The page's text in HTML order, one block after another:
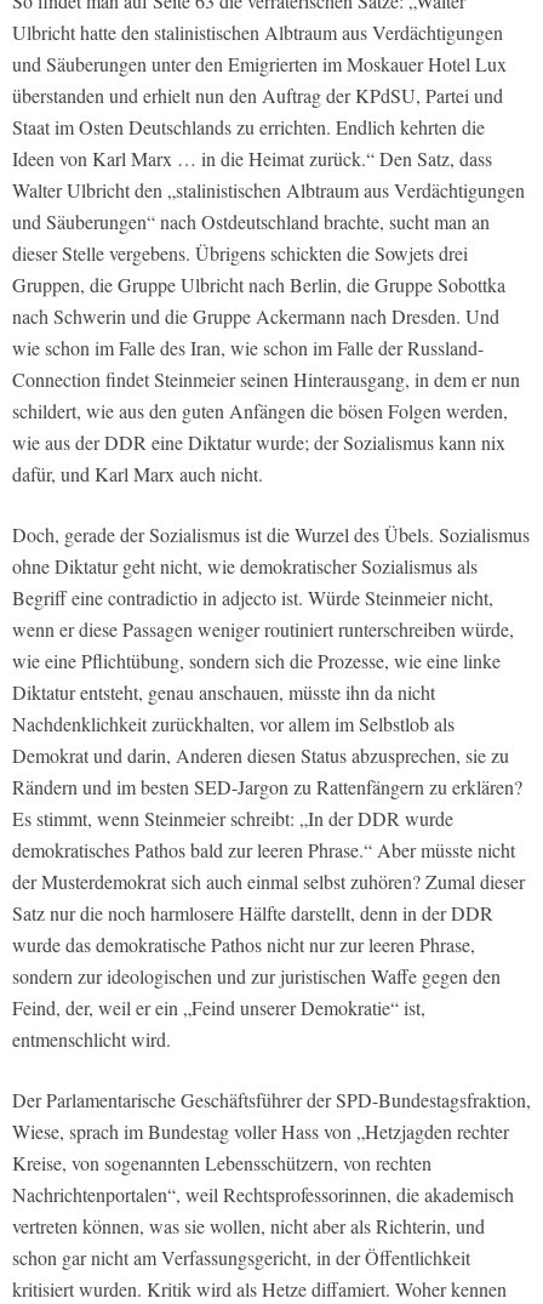
Ulbricht hatte den stalinistischen Albtraum aus Verdächtigungen
und Säuberungen unter den Emigrierten im Moskauer Hotel Lux
überstanden und erhielt nun den Auftrag der KPdSU, Partei und
Staat im Osten Deutschlands zu errichten. Endlich kehrten die
Ideen von Karl Marx … in die Heimat zurück.“ Den Satz, dass
Walter Ulbricht den „stalinistischen Albtraum aus Verdächtigungen
und Säuberungen“ nach Ostdeutschland brachte, sucht man an
dieser Stelle vergebens. Übrigens schickten die Sowjets drei
Gruppen, die Gruppe Ulbricht nach Berlin, die Gruppe Sobottka
nach Schwerin und die Gruppe Ackermann nach Dresden. Und
wie schon im Falle des Iran, wie schon im Falle der Russland-
Connection findet Steinmeier seinen Hinterausgang, in dem er nun
schildert, wie aus den guten Anfängen die bösen Folgen werden,
wie aus der DDR eine Diktatur wurde; der Sozialismus kann nix
dafür, und Karl Marx auch nicht.
Doch, gerade der Sozialismus ist die Wurzel des Übels. Sozialismus
ohne Diktatur geht nicht, wie demokratischer Sozialismus als
Begriff eine contradictio in adjecto ist. Würde Steinmeier nicht,
wenn er diese Passagen weniger routiniert runterschreiben würde,
wie eine Pflichtübung, sondern sich die Prozesse, wie eine linke
Diktatur entsteht, genau anschauen, müsste ihn da nicht
Nachdenklichkeit zurückhalten, vor allem im Selbstlob als
Demokrat und darin, Anderen diesen Status abzusprechen, sie zu
Rändern und im besten SED-Jargon zu Rattenfängern zu erklären?
Es stimmt, wenn Steinmeier schreibt: „In der DDR wurde
demokratisches Pathos bald zur leeren Phrase.“ Aber müsste nicht
der Musterdemokrat sich auch einmal selbst zuhören? Zumal dieser
Satz nur die noch harmlosere Hälfte darstellt, denn in der DDR
wurde das demokratische Pathos nicht nur zur leeren Phrase,
sondern zur ideologischen und zur juristischen Waffe gegen den
Feind, der, weil er ein „Feind unserer Demokratie“ ist,
entmenschlicht wird.
Der Parlamentarische Geschäftsführer der SPD-Bundestagsfraktion,
Wiese, sprach im Bundestag voller Hass von „Hetzjagden rechter
Kreise, von sogenannten Lebensschützern, von rechten
Nachrichtenportalen“, weil Rechtsprofessorinnen, die akademisch
vertreten können, was sie wollen, nicht aber als Richterin, und
schon gar nicht am Verfassungsgericht, in der Öffentlichkeit
kritisiert wurden. Kritik wird als Hetze diffamiert. Woher kennen